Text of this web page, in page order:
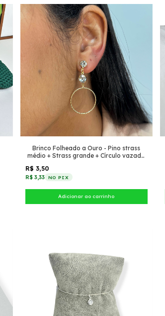
Brinco Folheado a Ouro - Pino strass
médio + Strass grande + Círculo vazado
R$ 3,50
R$ 3,33 NO PIX